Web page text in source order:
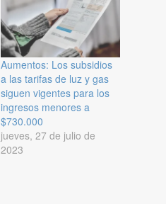
Aumentos: Los subsidios
a las tarifas de luz y gas
siguen vigentes para los
ingresos menores a
$730.000
jueves, 27 de julio de
2023